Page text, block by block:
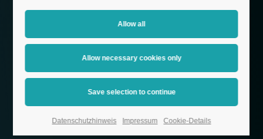
Datenschutzhinweis Impressum Cookie-Details